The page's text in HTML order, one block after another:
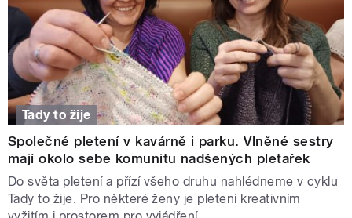
Tady to žije
Společné pletení v kavárně i parku. Vlněné sestry
mají okolo sebe komunitu nadšených pletařek
Do světa pletení a přízí všeho druhu nahlédneme v cyklu
Tady to žije. Pro některé ženy je pletení kreativním